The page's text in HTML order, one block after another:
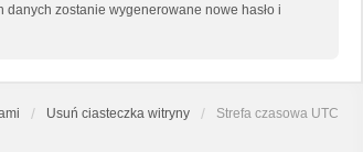
zostanie wygenerowane nowe hasło i
Usuń ciasteczka witryny Strefa czasowa UTC